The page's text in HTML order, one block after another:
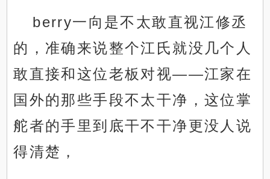
berry一向是不太敢直视江修丞
的，准确来说整个江氏就没几个人
敢直接和这位老板对视——江家在
国外的那些手段不太干净，这位掌
舵者的手里到底干不干净更没人说
得清楚，